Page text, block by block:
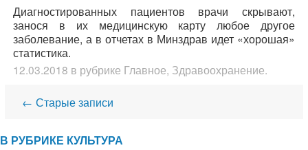
Диагностированных пациентов врачи скрывают,
занося в их медицинскую карту любое другое
заболевание, а в отчетах в Минздрав идет «хорошая»
статистика.
12.03.2018 в рубрике Главное, Здравоохранение.
Навигация
← Старые записи
В РУБРИКЕ КУЛЬТУРА